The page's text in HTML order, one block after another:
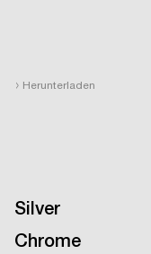
› Herunterladen
Silver
Chrome